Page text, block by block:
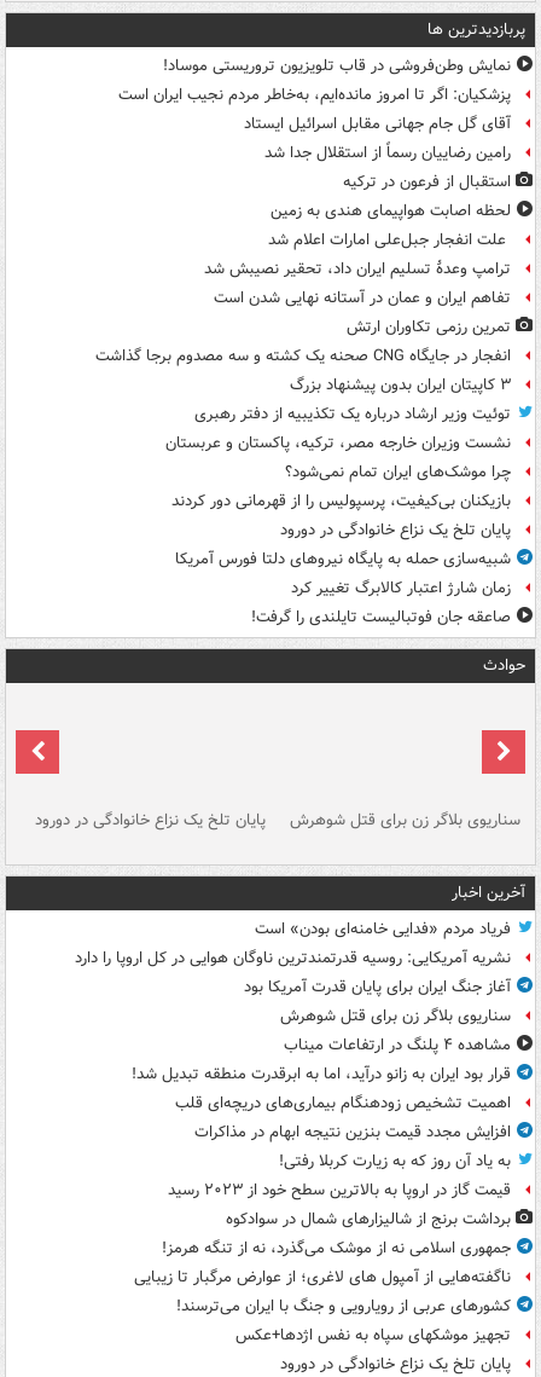
پربازدیدترین ها
نمایش وطن‌فروشی در قاب تلویزیون تروریستی موساد!
پزشکیان: اگر تا امروز مانده‌ایم، به‌خاطر مردم نجیب ایران است
آقای گل جام جهانی مقابل اسرائیل ایستاد
رامین رضاییان رسماً از استقلال جدا شد
استقبال از فرعون در ترکیه
لحظه اصابت هواپیمای هندی به زمین
علت انفجار جبل‌علی امارات اعلام شد
ترامپ وعدۀ تسلیم ایران داد، تحقیر نصیبش شد
تفاهم ایران و عمان در آستانه نهایی شدن است
تمرین رزمی تکاوران ارتش
انفجار در جایگاه CNG صحنه یک کشته و سه مصدوم برجا گذاشت
۳ کاپیتان ایران بدون پیشنهاد بزرگ
توئیت وزیر ارشاد درباره یک تکذیبیه از دفتر رهبری
نشست وزیران خارجه مصر، ترکیه، پاکستان و عربستان
چرا موشک‌های ایران تمام نمی‌شود؟
بازیکنان بی‌کیفیت، پرسپولیس را از قهرمانی دور کردند
پایان تلخ یک نزاع خانوادگی در دورود
شبیه‌سازی حمله به پایگاه نیروهای دلتا فورس آمریکا
زمان شارژ اعتبار کالابرگ تغییر کرد
صاعقه جان فوتبالیست تایلندی را گرفت!
حوادث
سناریوی بلاگر زن برای قتل شوهرش پایان تلخ یک نزاع خانوادگی در دورود
آخرین اخبار
فریاد مردم «فدایی خامنه‌ای بودن» است
نشریه آمریکایی: روسیه قدرتمندترین ناوگان هوایی در کل اروپا را دارد
آغاز جنگ ایران برای پایان قدرت آمریکا بود
سناریوی بلاگر زن برای قتل شوهرش
مشاهده ۴ پلنگ در ارتفاعات میناب
قرار بود ایران به زانو درآید، اما به ابرقدرت منطقه تبدیل شد!
اهمیت تشخیص زودهنگام بیماری‌های دریچه‌ای قلب
افزایش مجدد قیمت بنزین نتیجه ابهام در مذاکرات
به یاد آن روز که به زیارت کربلا رفتی!
قیمت گاز در اروپا به بالاترین سطح خود از ۲۰۲۳ رسید
برداشت برنج از شالیزارهای شمال در سوادکوه
جمهوری اسلامی نه از موشک می‌گذرد، نه از تنگه هرمز!
ناگفته‌هایی از آمپول های لاغری؛ از عوارض مرگبار تا زیبایی
کشورهای عربی از رویارویی و جنگ با ایران می‌ترسند!
تجهیز موشکهای سپاه به نفس اژدها+عکس
پایان تلخ یک نزاع خانوادگی در دورود